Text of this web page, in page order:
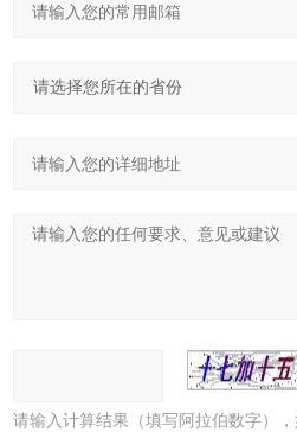
请输入计算结果（填写阿拉伯数字）